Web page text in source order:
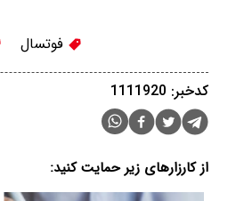
فوتسال
کدخبر: 1111920
از کارزارهای زیر حمایت کنید: